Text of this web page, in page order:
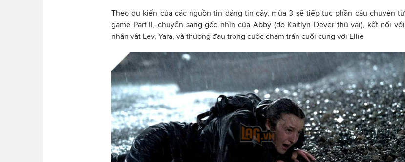
Theo dự kiến của các nguồn tin đáng tin cậy, mùa 3 sẽ tiếp tục phần câu chuyện từ
game Part II, chuyển sang góc nhìn của Abby (do Kaitlyn Dever thủ vai), kết nối với
nhân vật Lev, Yara, và thương đau trong cuộc chạm trán cuối cùng với Ellie